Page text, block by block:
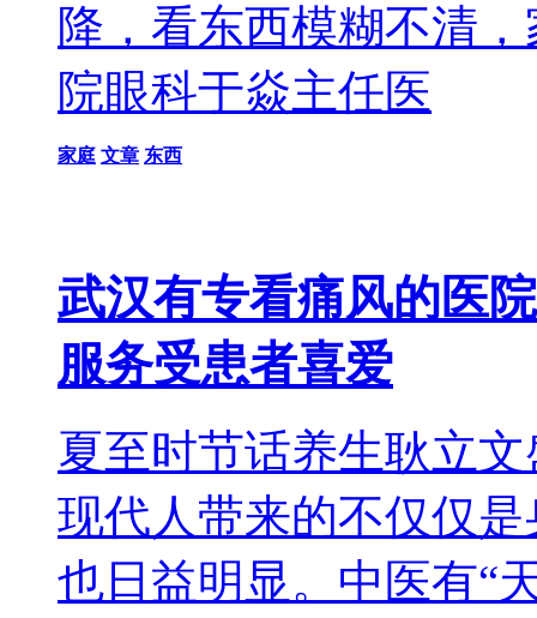
降，看东西模糊不清
院眼科于焱主任医
家庭 文章 东西
武汉有专看痛风的医
服务受患者喜爱
夏至时节话养生耿立
现代人带来的不仅仅
也日益明显。中医有“